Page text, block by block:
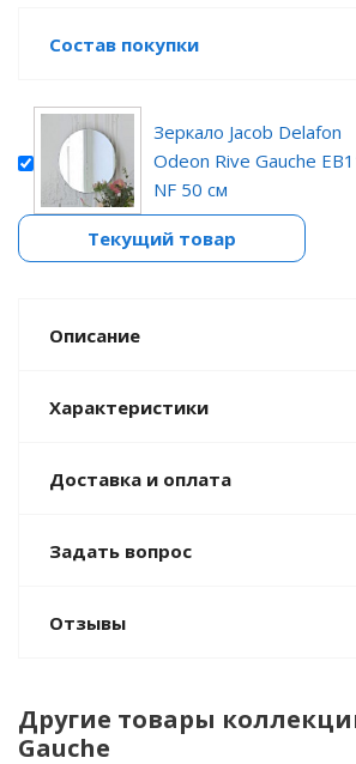
Состав покупки
Зеркало Jacob Delafon
Odeon Rive Gauche
NF 50 см
Текущий товар
Описание
Характеристики
Доставка и оплата
Задать вопрос
Отзывы
Другие товары
Gauche